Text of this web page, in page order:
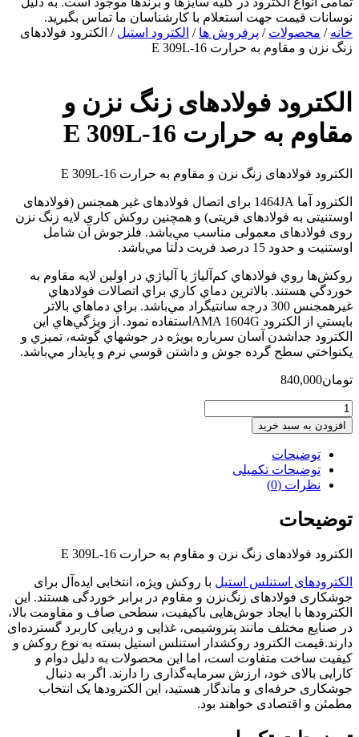
نوسانات قیمت جهت استعلام با کارشناسان ما تماس بگیرید.
خانه / محصولات / پرفروش ها / الکترود استیل / الکترود فولادهای
زنگ نزن و مقاوم به حرارت E 309L-16
الکترود فولادهای زنگ نزن و
مقاوم به حرارت E 309L-16
الکترود فولادهای زنگ نزن و مقاوم به حرارت E 309L-16
الکترود آما 1464JA برای اتصال فولادهای غیر همجنس (فولادهای
اوستنیتی به فولادهای فریتی) و همچنین روکش کاری لایه زنگ نزن
روی فولادهای معمولی مناسب مي‌باشد. فلزجوش آن شامل
اوستنيت و حدود 15 درصد فريت دلتا مي‌باشد.
روكش‌ها روي فولادهاي كم‌آلياژ يا آلياژي در اولين لايه مقاوم به
خوردگي هستند. بالاترين دماي كاري براي اتصالات فولادهاي
غيرهمجنس 300 درجه سانتيگراد مي‌باشد. براي دماهاي بالاتر
بايستي از الكترود AMA 1604Gاستفاده نمود. از ويژگي‌هاي اين
الكترود جداشدن‌ آسان سرباره بويژه در جوشهاي گوشه، تميزي و
يكنواختي سطح گرده جوش و داشتن قوسي نرم و پايدار مي‌باشد.
تومان840,000
الکترود
فولادهای
زنگ
مقاوم
حرارت
E
16
افزودن به سبد خرید
توضیحات
توضیحات تکمیلی
نظرات (0)
توضیحات
الکترود فولادهای زنگ نزن و مقاوم به حرارت E 309L-16
الکترودهای استنلس استیل با روکش ویژه، انتخابی ایده‌آل برای
جوشکاری فولادهای زنگ‌نزن و مقاوم در برابر خوردگی هستند. این
الکترودها با ایجاد جوش‌هایی باکیفیت، سطحی صاف و مقاومت بالا،
در صنایع مختلف مانند پتروشیمی، غذایی و دریایی کاربرد گسترده‌ای
دارند.قیمت الکترود روکشدار استنلس استیل بسته به نوع روکش و
کیفیت ساخت متفاوت است، اما این محصولات به دلیل دوام و
کارایی بالای خود، ارزش سرمایه‌گذاری را دارند. اگر به دنبال
جوشکاری حرفه‌ای و ماندگار هستید، این الکترودها یک انتخاب
مطمئن و اقتصادی خواهند بود.